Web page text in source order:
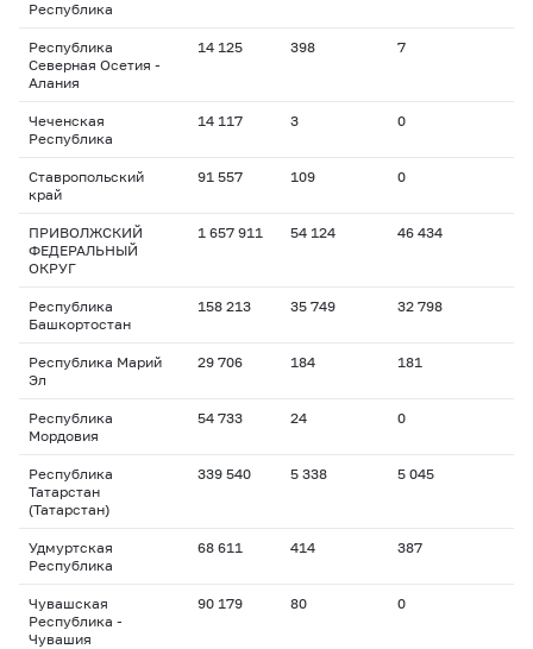
Республика
Республика
Северная Осетия -
Алания
14 125 398 7
Чеченская
Республика
14 117 3 0
Ставропольский
край
91 557 109 0
ПРИВОЛЖСКИЙ
ФЕДЕРАЛЬНЫЙ
ОКРУГ
1 657 911 54 124 46 434
Республика
Башкортостан
158 213 35 749 32 798
Республика Марий
Эл
29 706 184 181
Республика
Мордовия
54 733 24 0
Республика
Татарстан
(Татарстан)
339 540 5 338 5 045
Удмуртская
Республика
68 611 414 387
Чувашская
Республика -
Чувашия
90 179 80 0